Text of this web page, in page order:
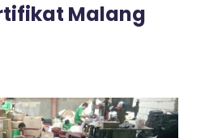
Malang